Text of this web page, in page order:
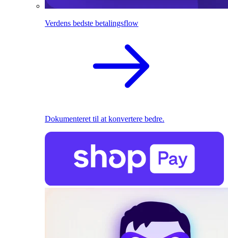
Verdens bedste betalingsflow
Dokumenteret til at konvertere bedre.